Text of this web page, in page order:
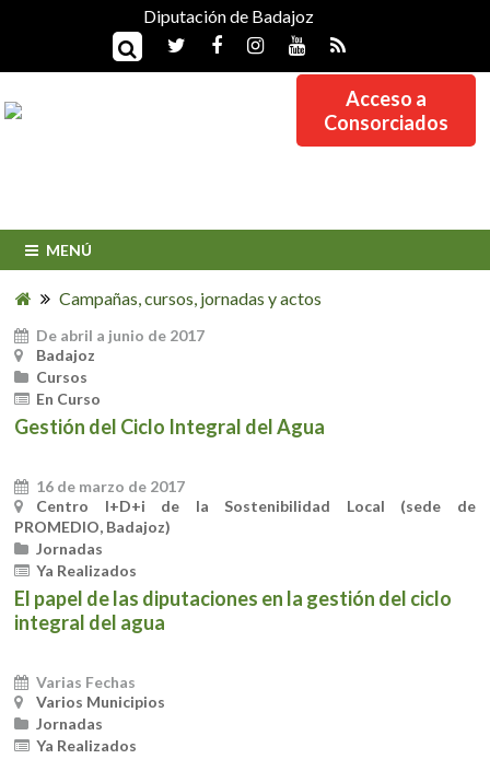
Diputación de Badajoz
Acceso a
Consorciados
MENÚ
Campañas, cursos, jornadas y actos
De abril a junio de 2017
Badajoz
Cursos
En Curso
Gestión del Ciclo Integral del Agua
16 de marzo de 2017
Centro I+D+i de la Sostenibilidad Local (sede de
PROMEDIO, Badajoz)
Jornadas
Ya Realizados
El papel de las diputaciones en la gestión del ciclo
integral del agua
Varias Fechas
Varios Municipios
Jornadas
Ya Realizados